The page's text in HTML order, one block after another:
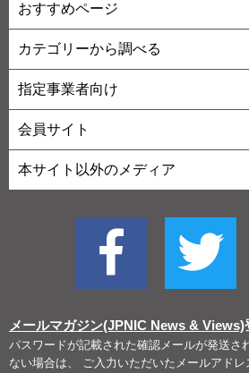
おすすめページ
カテゴリーから調べる
指定事業者向け
会員サイト
本サイト以外のメディア
メールマガジン(JPNIC News & Views)
パスワードが記載された確認メールが発送さ
ない場合は、 ご入力いただいたメールアドレ